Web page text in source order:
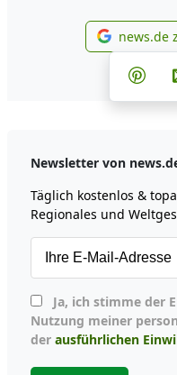
news.de
Newsletter von
Täglich kostenlos &
Regionales und
Nutzung meiner
der ausführlichen